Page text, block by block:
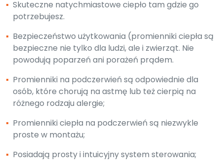
▪ Skuteczne natychmiastowe ciepło tam gdzie go
potrzebujesz.
▪ Bezpieczeństwo użytkowania (promienniki ciepła są
bezpieczne nie tylko dla ludzi, ale i zwierząt. Nie
powodują poparzeń ani porażeń prądem.
▪ Promienniki na podczerwień są odpowiednie dla
osób, które chorują na astmę lub też cierpią na
różnego rodzaju alergie;
▪ Promienniki ciepła na podczerwień są niezwykle
proste w montażu;
▪ Posiadają prosty i intuicyjny system sterowania;